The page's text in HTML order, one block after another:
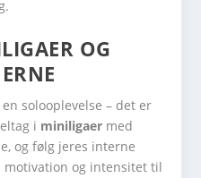
OG
solooplevelse – det er
i miniligaer med
og følg jeres interne
og intensitet til